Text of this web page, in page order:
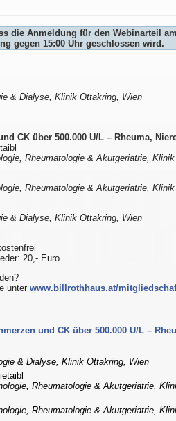
die Anmeldung für den Webinarteil
gegen 15:00 Uhr geschlossen wird.
& Dialyse, Klinik Ottakring, Wien
CK über 500.000 U/L – Rheuma,
Rheumatologie & Akutgeriatrie,
Rheumatologie & Akutgeriatrie,
& Dialyse, Klinik Ottakring, Wien
20,- Euro
unterwww.billrothhaus.at/
und CK über 500.000 U/L –
& Dialyse, Klinik Ottakring, Wien
Rheumatologie & Akutgeriatrie,
Rheumatologie & Akutgeriatrie,